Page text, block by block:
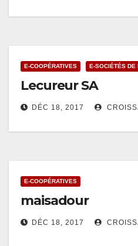
E-COOPÉRATIVES E-SOCIÉTÉS DE
Lecureur SA
DÉC 18, 2017
E-COOPÉRATIVES
maisadour
DÉC 18, 2017